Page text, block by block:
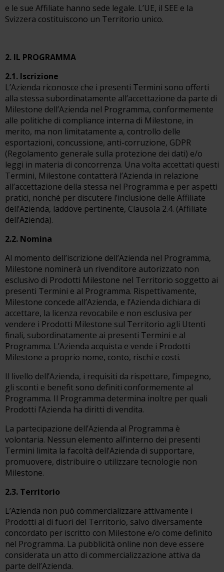
e le sue Affiliate hanno sede legale. L’UE, il SEE e la
Svizzera costituiscono un Territorio unico.
2. IL PROGRAMMA
2.1. Iscrizione
L’Azienda riconosce che i presenti Termini sono offerti
alla stessa subordinatamente all’accettazione da parte di
Milestone dell’Azienda nel Programma, conformemente
alle politiche di compliance interna di Milestone, in
merito, ma non limitatamente a, controllo delle
esportazioni, concussione, anti-corruzione, GDPR
(Regolamento generale sulla protezione dei dati) e/o
leggi in materia di concorrenza. Una volta accettati questi
Termini, Milestone contatterà l’Azienda in relazione
all’accettazione della stessa nel Programma e per aspetti
pratici, nonché per discutere l’inclusione delle Affiliate
dell’Azienda, laddove pertinente, Clausola 2.4. (Affiliate
dell’Azienda).
2.2. Nomina
Al momento dell’iscrizione dell’Azienda nel Programma,
Milestone nominerà un rivenditore autorizzato non
esclusivo di Prodotti Milestone nel Territorio soggetto ai
presenti Termini e al Programma. Rispettivamente,
Milestone concede all’Azienda, e l’Azienda dichiara di
accettare, la licenza revocabile e non esclusiva per
vendere i Prodotti Milestone sul Territorio agli Utenti
finali, subordinatamente ai presenti Termini e al
Programma. L’Azienda acquista e vende i Prodotti
Milestone a proprio nome, conto, rischi e costi.
Il livello dell’Azienda, i requisiti da rispettare, l’impegno,
gli sconti e benefit sono definiti conformemente al
Programma. Il Programma determina inoltre per quali
Prodotti l’Azienda ha diritti di vendita.
La partecipazione dell’Azienda al Programma è
volontaria. Nessun elemento all’interno dei presenti
Termini limita la facoltà dell’Azienda di supportare,
promuovere, distribuire o utilizzare tecnologie non
Milestone.
2.3. Territorio
L’Azienda non può commercializzare attivamente i
Prodotti al di fuori del Territorio, salvo diversamente
concordato per iscritto con Milestone e/o come definito
nel Programma. La pubblicità online non deve essere
considerata un atto di commercializzazione attiva da
parte dell’Azienda.